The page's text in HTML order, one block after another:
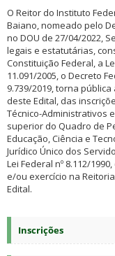
O Reitor do Instituto
Baiano, nomeado pelo
no DOU de 27/04/2022,
legais e estatutárias,
Constituição Federal, a
11.091/2005, o Decreto
9.739/2019, torna
deste Edital, das
Técnico-Administrativos
superior do Quadro de
Educação, Ciência e
Jurídico Único dos
Lei Federal nº 8.112/
e/ou exercício na
Edital.
Inscrições